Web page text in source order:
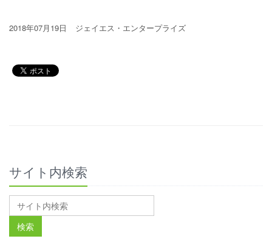
2018年07月19日 ジェイエス・エンタープライズ
サイト内検索